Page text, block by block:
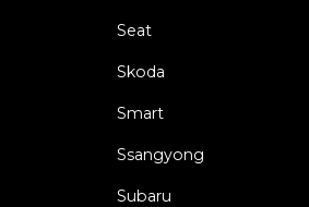
Seat
Skoda
Smart
Ssangyong
Subaru